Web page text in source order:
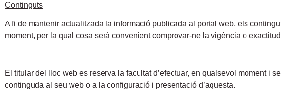
Continguts
A fi de mantenir actualitzada la informació publicada al portal web, els
moment, per la qual cosa serà convenient comprovar-ne la vigència o
El titular del lloc web es reserva la facultat d’efectuar, en qualsevol moment i
continguda al seu web o a la configuració i presentació d’aquesta.